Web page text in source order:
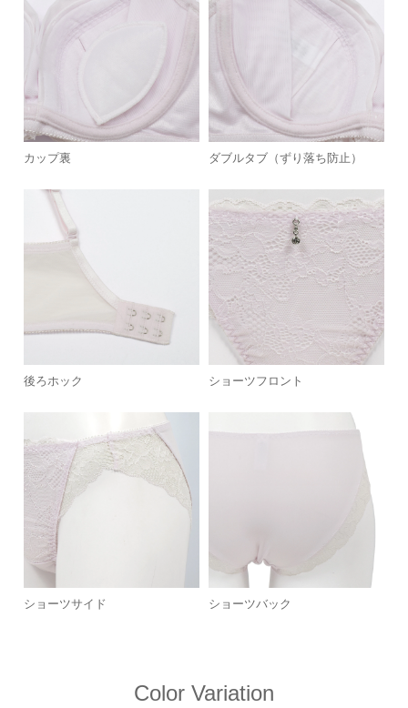
カップ裏 ダブルタブ（ずり落ち防止）
後ろホック ショーツフロント
ショーツサイド ショーツバック
Color Variation